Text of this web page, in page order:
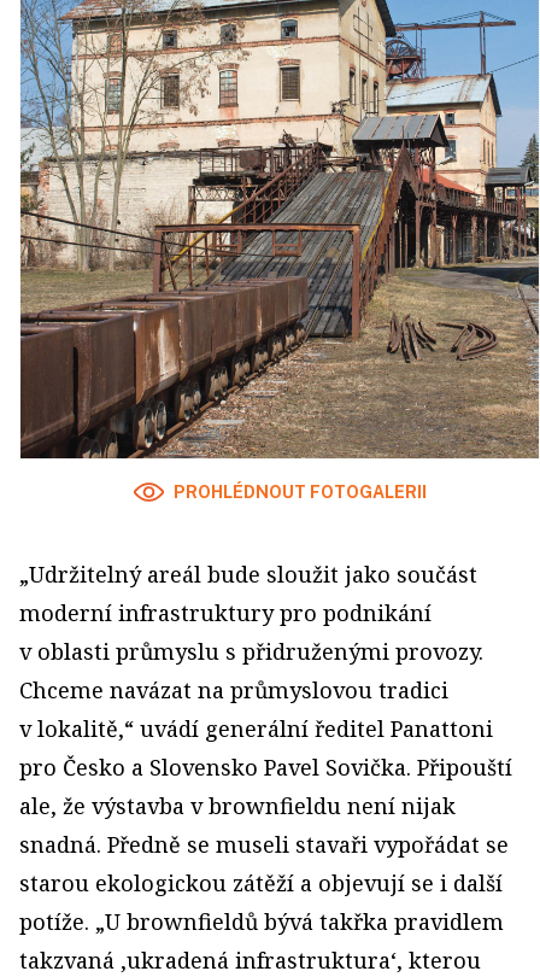
PROHLÉDNOUT FOTOGALERII
„Udržitelný areál bude sloužit jako součást
moderní infrastruktury pro podnikání
v oblasti průmyslu s přidruženými provozy.
Chceme navázat na průmyslovou tradici
v lokalitě,“ uvádí generální ředitel Panattoni
pro Česko a Slovensko Pavel Sovička. Připouští
ale, že výstavba v brownfieldu není nijak
snadná. Předně se museli stavaři vypořádat se
starou ekologickou zátěží a objevují se i další
potíže. „U brownfieldů bývá takřka pravidlem
takzvaná ‚ukradená infrastruktura‘, kterou